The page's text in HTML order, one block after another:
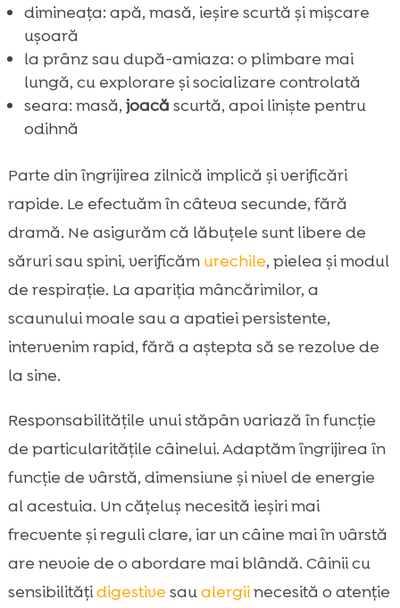
dimineața: apă, masă, ieșire scurtă și mișcare
ușoară
la prânz sau după-amiaza: o plimbare mai
lungă, cu explorare și socializare controlată
seara: masă, joacă scurtă, apoi liniște pentru
odihnă
Parte din îngrijirea zilnică implică și verificări
rapide. Le efectuăm în câteva secunde, fără
dramă. Ne asigurăm că lăbuțele sunt libere de
săruri sau spini, verificăm urechile, pielea și modul
de respirație. La apariția mâncărimilor, a
scaunului moale sau a apatiei persistente,
intervenim rapid, fără a aștepta să se rezolve de
la sine.
Responsabilitățile unui stăpân variază în funcție
de particularitățile câinelui. Adaptăm îngrijirea în
funcție de vârstă, dimensiune și nivel de energie
al acestuia. Un cățeluș necesită ieșiri mai
frecvente și reguli clare, iar un câine mai în vârstă
are nevoie de o abordare mai blândă. Câinii cu
sensibilitățidigestive saualergiinecesită o atenție